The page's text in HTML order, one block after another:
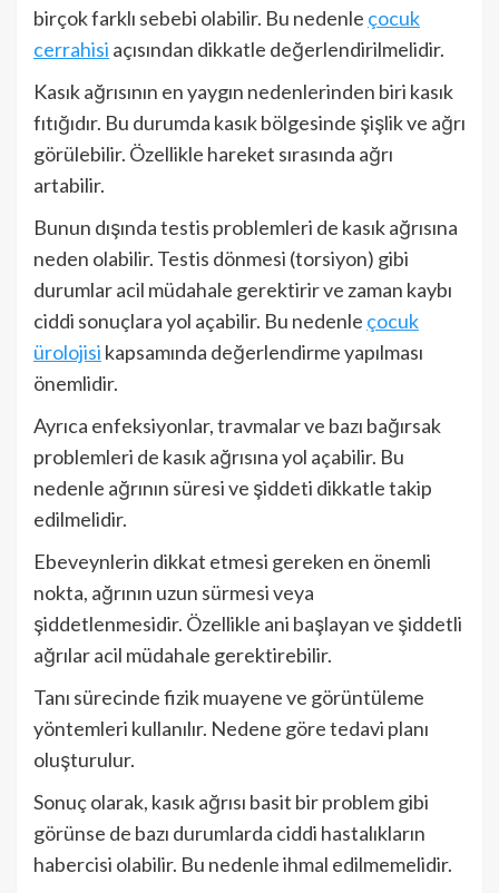
birçok farklı sebebi olabilir. Bu nedenle çocuk
cerrahisi açısından dikkatle değerlendirilmelidir.
Kasık ağrısının en yaygın nedenlerinden biri kasık
fıtığıdır. Bu durumda kasık bölgesinde şişlik ve ağrı
görülebilir. Özellikle hareket sırasında ağrı
artabilir.
Bunun dışında testis problemleri de kasık ağrısına
neden olabilir. Testis dönmesi (torsiyon) gibi
durumlar acil müdahale gerektirir ve zaman kaybı
ciddi sonuçlara yol açabilir. Bu nedenle çocuk
ürolojisi kapsamında değerlendirme yapılması
önemlidir.
Ayrıca enfeksiyonlar, travmalar ve bazı bağırsak
problemleri de kasık ağrısına yol açabilir. Bu
nedenle ağrının süresi ve şiddeti dikkatle takip
edilmelidir.
Ebeveynlerin dikkat etmesi gereken en önemli
nokta, ağrının uzun sürmesi veya
şiddetlenmesidir. Özellikle ani başlayan ve şiddetli
ağrılar acil müdahale gerektirebilir.
Tanı sürecinde fizik muayene ve görüntüleme
yöntemleri kullanılır. Nedene göre tedavi planı
oluşturulur.
Sonuç olarak, kasık ağrısı basit bir problem gibi
görünse de bazı durumlarda ciddi hastalıkların
habercisi olabilir. Bu nedenle ihmal edilmemelidir.